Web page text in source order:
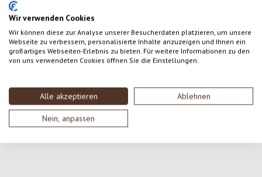
Wir verwenden Cookies
Wir können diese zur Analyse unserer Besucherdaten platzieren, um unsere
Webseite zu verbessern, personalisierte Inhalte anzuzeigen und Ihnen ein
großartiges Webseiten-Erlebnis zu bieten. Für weitere Informationen zu den
von uns verwendeten Cookies öffnen Sie die Einstellungen.
Alle akzeptieren Ablehnen
Nein, anpassen
Bewertungen nur in der aktuellen Sprache anzeigen.
Keine Bewertungen gefunden. Gehe voran und teile
deine Erkenntnisse mit anderen.